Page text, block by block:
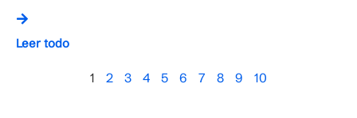
Leer todo
1 2 3 4 5 6 7 8 9 10